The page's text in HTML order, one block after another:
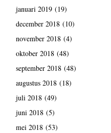
januari 2019(19)
december 2018(10)
november 2018(4)
oktober 2018(48)
september 2018(48)
augustus 2018(18)
juli 2018(49)
juni 2018(5)
mei 2018(53)